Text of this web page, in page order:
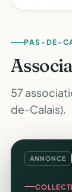
PAS-DE-
57
de-Calais).
ANNONCE